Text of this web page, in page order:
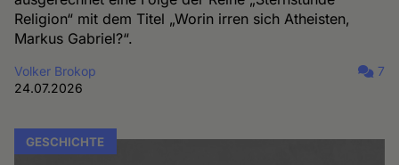
Religion“ mit dem Titel „Worin irren sich Atheisten,
Markus Gabriel?“.
Volker Brokop
24.07.2026
7
GESCHICHTE